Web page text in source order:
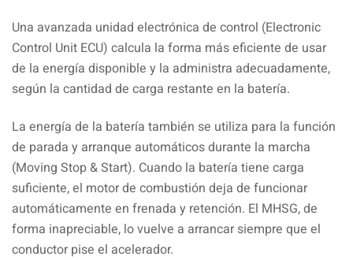
Una avanzada unidad electrónica de control (Electronic
Control Unit ECU) calcula la forma más eficiente de usar
de la energía disponible y la administra adecuadamente,
según la cantidad de carga restante en la batería.
La energía de la batería también se utiliza para la función
de parada y arranque automáticos durante la marcha
(Moving Stop & Start). Cuando la batería tiene carga
suficiente, el motor de combustión deja de funcionar
automáticamente en frenada y retención. El MHSG, de
forma inapreciable, lo vuelve a arrancar siempre que el
conductor pise el acelerador.